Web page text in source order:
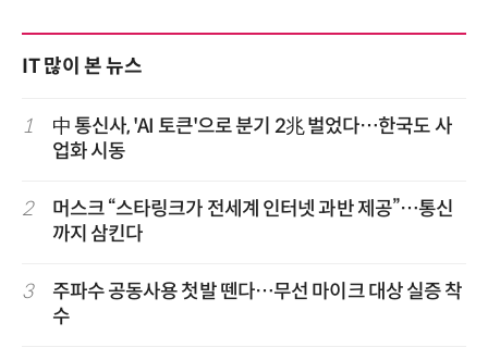
IT 많이 본 뉴스
1
中 통신사, 'AI 토큰'으로 분기 2兆 벌었다…한국도 사
업화 시동
2
머스크 “스타링크가 전세계 인터넷 과반 제공”…통신
까지 삼킨다
3
주파수 공동사용 첫발 뗀다…무선 마이크 대상 실증 착
수